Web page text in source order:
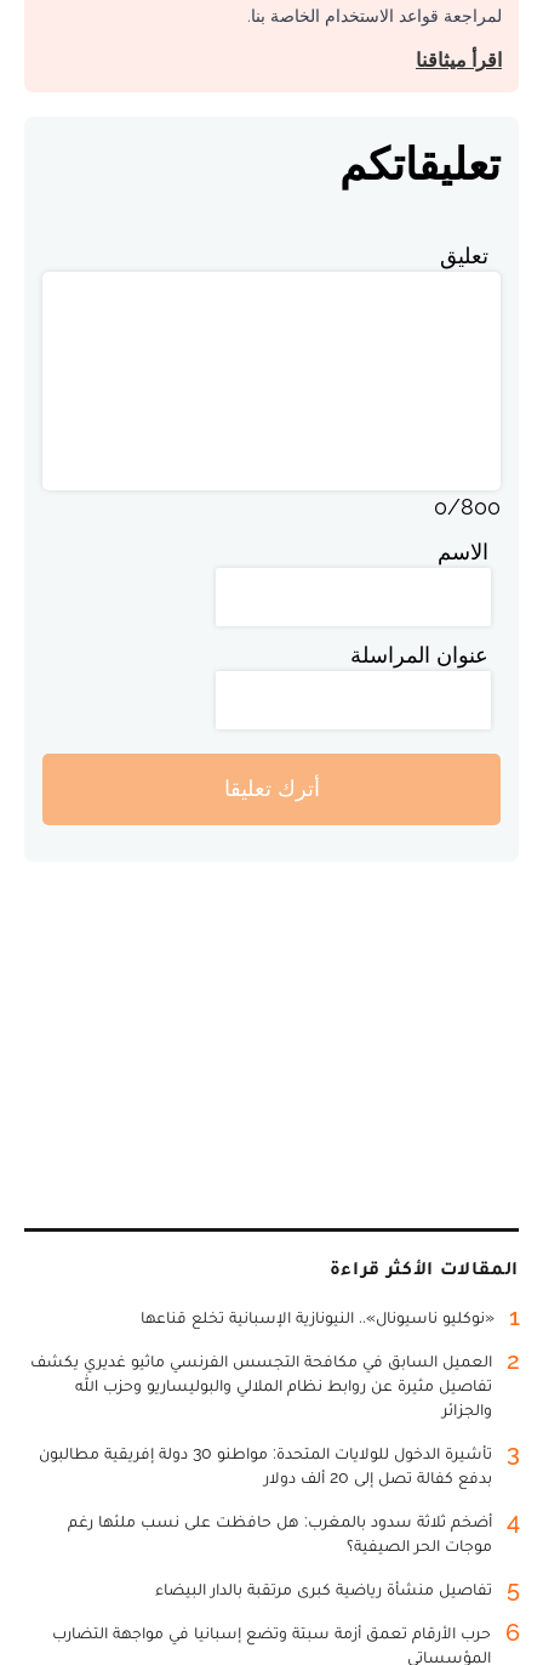
لمراجعة قواعد الاستخدام الخاصة بنا.
اقرأ ميثاقنا
تعليقاتكم
تعليق
0/800
الاسم
عنوان المراسلة
أترك تعليقا
المقالات الأكثر قراءة
1 «نوكليو ناسيونال».. النيونازية الإسبانية تخلع قناعها
2
العميل السابق في مكافحة التجسس الفرنسي ماثيو غديري يكشف
تفاصيل مثيرة عن روابط نظام الملالي والبوليساريو وحزب الله
والجزائر
3
تأشيرة الدخول للولايات المتحدة: مواطنو 30 دولة إفريقية مطالبون
بدفع كفالة تصل إلى 20 ألف دولار
4
أضخم ثلاثة سدود بالمغرب: هل حافظت على نسب ملئها رغم
موجات الحر الصيفية؟
5 تفاصيل منشأة رياضية كبرى مرتقبة بالدار البيضاء
6
حرب الأرقام تعمق أزمة سبتة وتضع إسبانيا في مواجهة التضارب
المؤسساتي